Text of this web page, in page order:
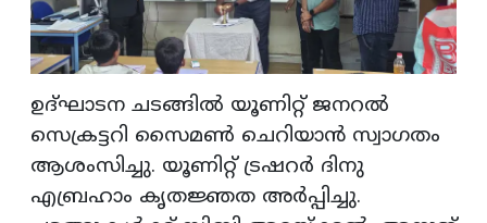
ഉദ്ഘാടന ചടങ്ങില്‍ യൂണിറ്റ് ജനറല്‍
സെക്രട്ടറി സൈമണ്‍ ചെറിയാന്‍ സ്വാഗതം
ആശംസിച്ചു. യൂണിറ്റ് ട്രഷറര്‍ ദിനു
എബ്രഹാം കൃതജ്ഞത അര്‍പ്പിച്ചു.